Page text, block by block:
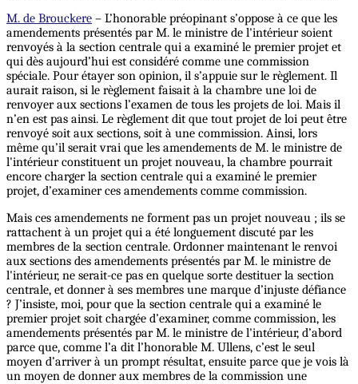
M. de Brouckere – L’honorable préopinant s’oppose à ce que les
amendements présentés par M. le ministre de l'intérieur soient
renvoyés à la section centrale qui a examiné le premier projet et
qui dès aujourd’hui est considéré comme une commission
spéciale. Pour étayer son opinion, il s’appuie sur le règlement. Il
aurait raison, si le règlement faisait à la chambre une loi de
renvoyer aux sections l’examen de tous les projets de loi. Mais il
n’en est pas ainsi. Le règlement dit que tout projet de loi peut être
renvoyé soit aux sections, soit à une commission. Ainsi, lors
même qu’il serait vrai que les amendements de M. le ministre de
l'intérieur constituent un projet nouveau, la chambre pourrait
encore charger la section centrale qui a examiné le premier
projet, d’examiner ces amendements comme commission.
Mais ces amendements ne forment pas un projet nouveau ; ils se
rattachent à un projet qui a été longuement discuté par les
membres de la section centrale. Ordonner maintenant le renvoi
aux sections des amendements présentés par M. le ministre de
l'intérieur, ne serait-ce pas en quelque sorte destituer la section
centrale, et donner à ses membres une marque d’injuste défiance
? J’insiste, moi, pour que la section centrale qui a examiné le
premier projet soit chargée d’examiner, comme commission, les
amendements présentés par M. le ministre de l'intérieur, d’abord
parce que, comme l’a dit l’honorable M. Ullens, c’est le seul
moyen d’arriver à un prompt résultat, ensuite parce que je vois là
un moyen de donner aux membres de la commission une